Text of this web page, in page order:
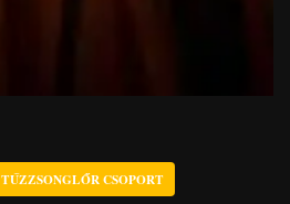
TŰZZSONGLŐR CSOPORT